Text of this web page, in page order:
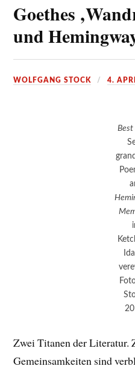
Goethes
und
WOLFGANG STOCK 4.
Best
Zwei Titanen der Literatur.
Gemeinsamkeiten sind